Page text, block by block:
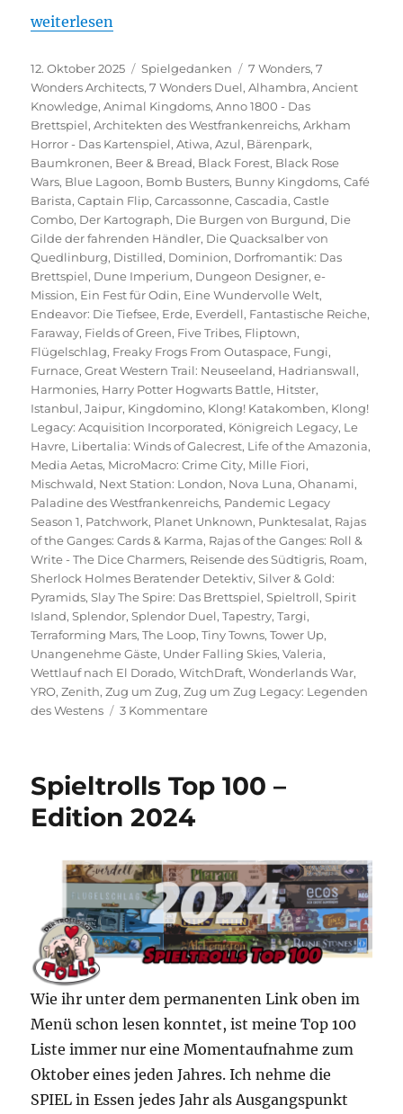
„Spieltrolls Top 100 – Edition 2025“
weiterlesen
Veröffentlicht
am
12. Oktober 2025 Kategorien
Spielgedanken Schlagwörter
7 Wonders,7
Wonders Architects,7 Wonders Duel,Alhambra,Ancient
Knowledge,Animal Kingdoms,Anno 1800 - Das
Brettspiel,Architekten des Westfrankenreichs,Arkham
Horror - Das Kartenspiel,Atiwa,Azul, Bärenpark,
Baumkronen, Beer & Bread, Black Forest, Black Rose
Wars, Blue Lagoon, Bomb Busters, Bunny Kingdoms,Café
Barista,Captain Flip,Carcassonne,Cascadia,Castle
Combo, Der Kartograph, Die Burgen von Burgund, Die
Gilde der fahrenden Händler, Die Quacksalber von
Quedlinburg, Distilled, Dominion, Dorfromantik: Das
Brettspiel, Dune Imperium, Dungeon Designer,e-
Mission, Ein Fest für Odin, Eine Wundervolle Welt,
Endeavor: Die Tiefsee, Erde, Everdell, Fantastische Reiche,
Faraway, Fields of Green, Five Tribes, Fliptown,
Flügelschlag, Freaky Frogs From Outaspace, Fungi,
Furnace,Great Western Trail: Neuseeland, Hadrianswall,
Harmonies, Harry Potter Hogwarts Battle, Hitster,
Istanbul,Jaipur, Kingdomino, Klong! Katakomben, Klong!
Legacy: Acquisition Incorporated, Königreich Legacy, Le
Havre, Libertalia: Winds of Galecrest, Life of the Amazonia,
Media Aetas, MicroMacro: Crime City, Mille Fiori,
Mischwald, Next Station: London, Nova Luna,Ohanami,
Paladine des Westfrankenreichs, Pandemic Legacy
Season 1, Patchwork, Planet Unknown, Punktesalat, Rajas
of the Ganges: Cards & Karma, Rajas of the Ganges: Roll &
Write - The Dice Charmers, Reisende des Südtigris, Roam,
Sherlock Holmes Beratender Detektiv,Silver & Gold:
Pyramids,Slay The Spire: Das Brettspiel,Spieltroll,Spirit
Island,Splendor,Splendor Duel,Tapestry,Targi,
Terraforming Mars,The Loop,Tiny Towns,Tower Up,
Unangenehme Gäste, Under Falling Skies,Valeria,
Wettlauf nach El Dorado,WitchDraft,Wonderlands War,
YRO,Zenith,Zug um Zug,Zug um Zug Legacy: Legenden
des Westens
3 Kommentarezu
–
Spieltrolls Top 100 –
Edition 2024
Wie ihr unter dem permanenten Link oben im
Menü schon lesen konntet, ist meine Top 100
Liste immer nur eine Momentaufnahme zum
Oktober eines jeden Jahres. Ich nehme die
SPIEL in Essen jedes Jahr als Ausgangspunkt